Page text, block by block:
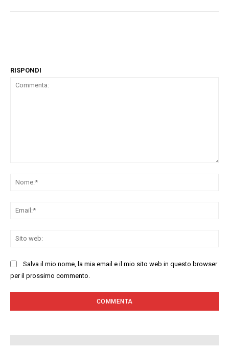
RISPONDI
Salva il mio nome, la mia email e il mio sito web in questo browser
per il prossimo commento.